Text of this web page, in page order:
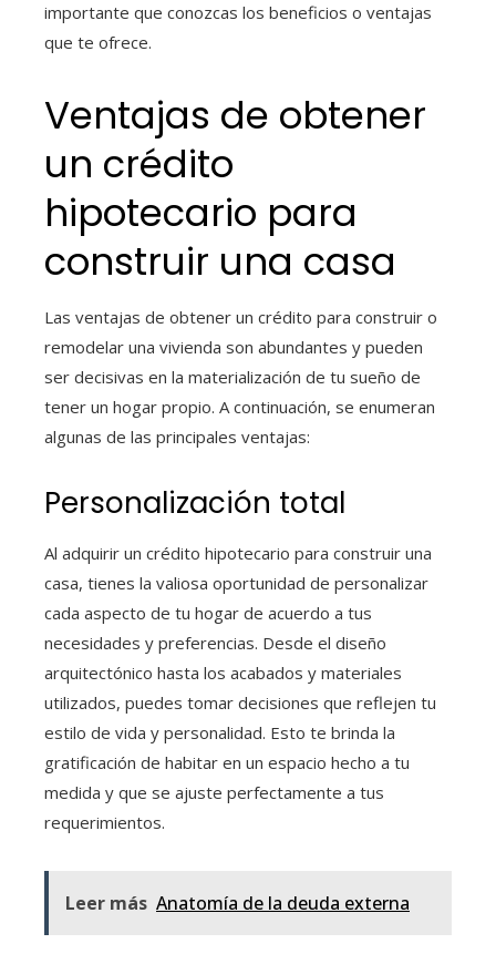
importante que conozcas los beneficios o ventajas
que te ofrece.
Ventajas de obtener
un crédito
hipotecario para
construir una casa
Las ventajas de obtener un crédito para construir o
remodelar una vivienda son abundantes y pueden
ser decisivas en la materialización de tu sueño de
tener un hogar propio. A continuación, se enumeran
algunas de las principales ventajas:
Personalización total
Al adquirir un crédito hipotecario para construir una
casa, tienes la valiosa oportunidad de personalizar
cada aspecto de tu hogar de acuerdo a tus
necesidades y preferencias. Desde el diseño
arquitectónico hasta los acabados y materiales
utilizados, puedes tomar decisiones que reflejen tu
estilo de vida y personalidad. Esto te brinda la
gratificación de habitar en un espacio hecho a tu
medida y que se ajuste perfectamente a tus
requerimientos.
Leer más Anatomía de la deuda externa